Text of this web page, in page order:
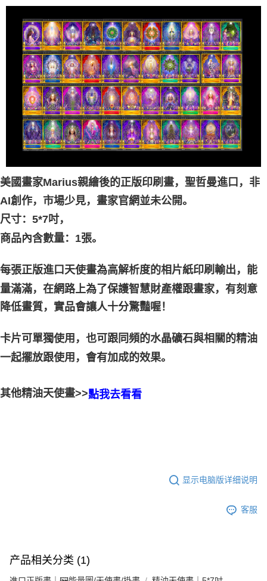
每笔NT$80，满NT$3,000(含以上)免运费
郵局幫你送（離島）
每笔NT$80，满NT$3,000(含以上)免运费
付款後門市自取
免运费
美國畫家Marius親繪後的正版印刷畫，聖哲曼進口，非
AI創作，市場少見，畫家官網並未公開。
尺寸：5*7吋，
商品內含數量：1張。
每張正版進口天使畫為高解析度的相片紙印刷輸出，能
量滿滿，在網路上為了保護智慧財產權跟畫家，有刻意
降低畫質，實品會讓人十分驚豔喔！
卡片可單獨使用，也可跟同頻的水晶礦石與相關的精油
一起擺放跟使用，會有加成的效果。
其他精油天使畫>>點我去看看
显示电脑版详细说明
客服
产品相关分类 (1)